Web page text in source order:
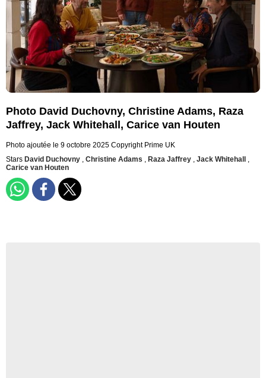
Photo David Duchovny, Christine Adams, Raza
Jaffrey, Jack Whitehall, Carice van Houten
Photo ajoutée le 9 octobre 2025 Copyright Prime UK
Stars David Duchovny , Christine Adams , Raza Jaffrey , Jack Whitehall ,
Carice van Houten